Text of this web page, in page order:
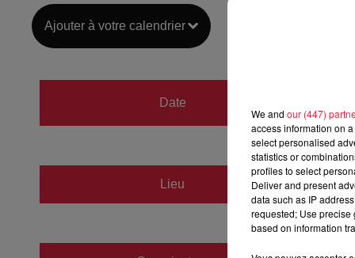
Ajouter à votre calendrier
Date
10
au10
Lieu
67390
We and our (447)
access information on
select personalised
statistics or
profiles to select
Deliver and present
data such as IP
requested; Use precise
based on information